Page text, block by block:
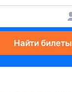
Найти билеты